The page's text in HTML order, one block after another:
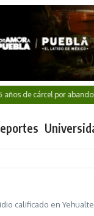
cárcel por abandono de
calificado en